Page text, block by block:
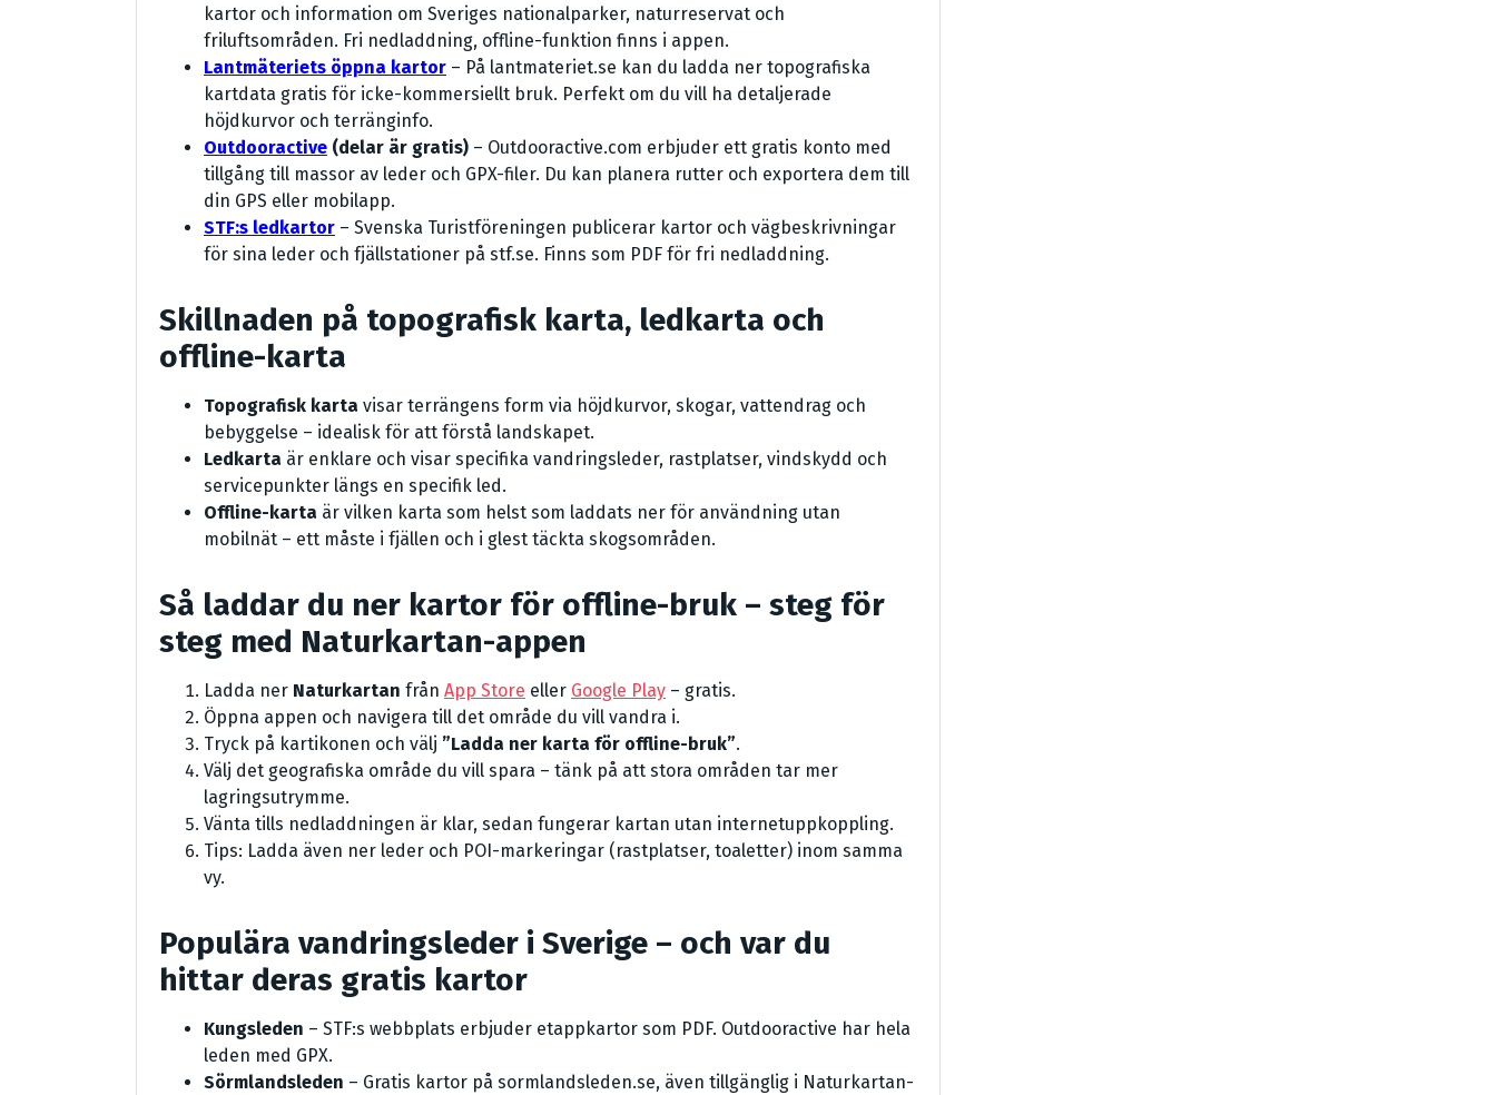
kartor och information om Sveriges nationalparker, naturreservat och
friluftsområden. Fri nedladdning, offline-funktion finns i appen.
Lantmäteriets öppna kartor – På lantmateriet.se kan du ladda ner topografiska
kartdata gratis för icke-kommersiellt bruk. Perfekt om du vill ha detaljerade
höjdkurvor och terränginfo.
Outdooractive (delar är gratis) – Outdooractive.com erbjuder ett gratis konto med
tillgång till massor av leder och GPX-filer. Du kan planera rutter och exportera dem till
din GPS eller mobilapp.
STF:s ledkartor – Svenska Turistföreningen publicerar kartor och vägbeskrivningar
för sina leder och fjällstationer på stf.se. Finns som PDF för fri nedladdning.
Skillnaden på topografisk karta, ledkarta och
offline-karta
Topografisk karta visar terrängens form via höjdkurvor, skogar, vattendrag och
bebyggelse – idealisk för att förstå landskapet.
Ledkarta är enklare och visar specifika vandringsleder, rastplatser, vindskydd och
servicepunkter längs en specifik led.
Offline-karta är vilken karta som helst som laddats ner för användning utan
mobilnät – ett måste i fjällen och i glest täckta skogsområden.
Så laddar du ner kartor för offline-bruk – steg för
steg med Naturkartan-appen
Ladda ner Naturkartan från App Store eller Google Play – gratis.
Öppna appen och navigera till det område du vill vandra i.
Tryck på kartikonen och välj ”Ladda ner karta för offline-bruk”.
Välj det geografiska område du vill spara – tänk på att stora områden tar mer
lagringsutrymme.
Vänta tills nedladdningen är klar, sedan fungerar kartan utan internetuppkoppling.
Tips: Ladda även ner leder och POI-markeringar (rastplatser, toaletter) inom samma
vy.
Populära vandringsleder i Sverige – och var du
hittar deras gratis kartor
Kungsleden – STF:s webbplats erbjuder etappkartor som PDF. Outdooractive har hela
leden med GPX.
Sörmlandsleden – Gratis kartor på sormlandsleden.se, även tillgänglig i Naturkartan-